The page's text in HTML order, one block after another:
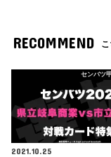
RECOMMEND
センバツ
2021.10.25